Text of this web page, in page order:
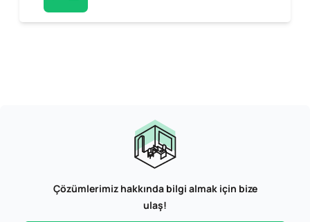
Çözümlerimiz hakkında bilgi almak için bize
ulaş!